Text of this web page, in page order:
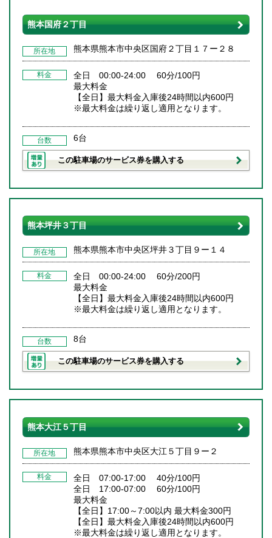
熊本国府２丁目
所在地 熊本県熊本市中央区国府２丁目１７ー２８
料金
全日 00:00-24:00 60分/100円
最大料金
【全日】最大料金入庫後24時間以内600円
※最大料金は繰り返し適用となります。
台数 6台
この駐車場のサービス券を購入する
熊本坪井３丁目
所在地 熊本県熊本市中央区坪井３丁目９ー１４
料金
全日 00:00-24:00 60分/200円
最大料金
【全日】最大料金入庫後24時間以内600円
※最大料金は繰り返し適用となります。
台数 8台
この駐車場のサービス券を購入する
熊本大江５丁目
所在地 熊本県熊本市中央区大江５丁目９ー２
料金
全日 07:00-17:00 40分/100円
全日 17:00-07:00 60分/100円
最大料金
【全日】17:00～7:00以内 最大料金300円
【全日】最大料金入庫後24時間以内600円
※最大料金は繰り返し適用となります。